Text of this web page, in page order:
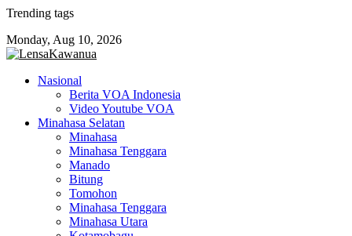
Skip
content
Trending tags
Monday, Aug 10, 2026
Nasional
Berita VOA Indonesia
Video Youtube VOA
Minahasa Selatan
Minahasa
Minahasa Tenggara
Manado
Bitung
Tomohon
Minahasa Tenggara
Minahasa Utara